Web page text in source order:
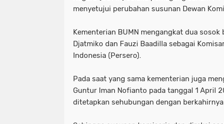
menyetujui perubahan susunan Dewan
Kementerian BUMN mengangkat dua
Djatmiko dan Fauzi Baadilla sebagai
Indonesia (Persero).
Pada saat yang sama kementerian juga
Guntur Iman Nofianto pada tanggal 1 April
ditetapkan sehubungan dengan